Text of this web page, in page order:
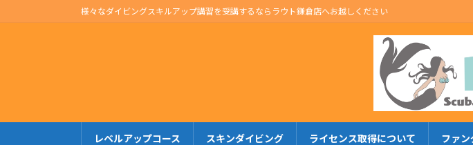
ン
キ
ビ
に
様々なダイビングスキルアップ講習を受講するならラウト鎌倉店へお越しください
レベルアップコース スキンダイビング ライセンス取得について ファン